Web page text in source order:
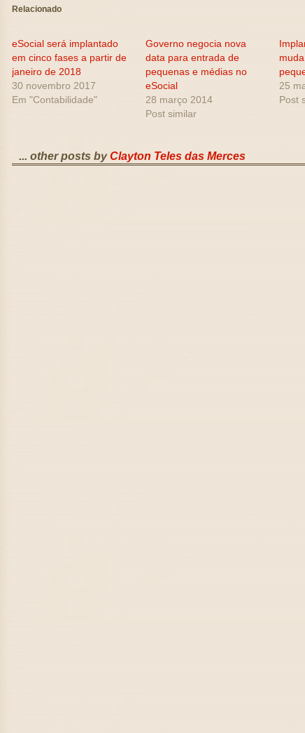
Relacionado
eSocial será implantado
em cinco fases a partir de
janeiro de 2018
30 novembro 2017
Em "Contabilidade"
Governo negocia nova
data para entrada de
pequenas e médias no
eSocial
28 março 2014
Post similar
25
Post
... other posts byClayton Teles das Merces